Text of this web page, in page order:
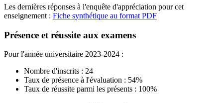
Les dernières réponses à l'enquête d'appréciation pour cet
enseignement : Fiche synthétique au format PDF
Présence et réussite aux examens
Pour l'année universitaire 2023-2024 :
Nombre d'inscrits : 24
Taux de présence à l'évaluation : 54%
Taux de réussite parmi les présents : 100%